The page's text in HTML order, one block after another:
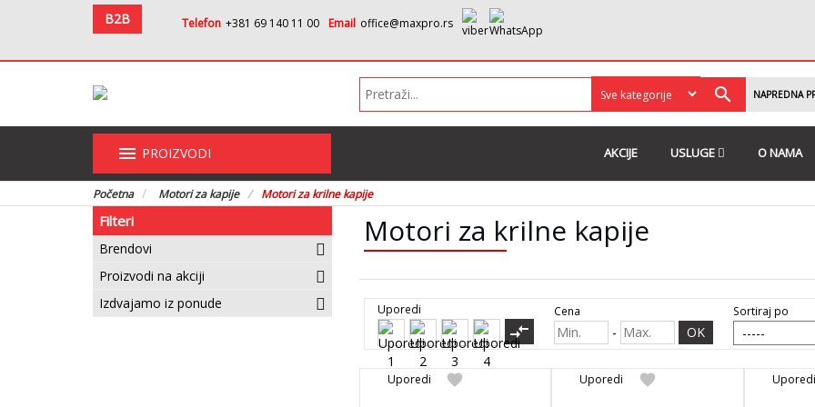
B2B Telefon +381 69 140 11 00 Email office@maxpro.rs
search NAPREDNA
menu PROIZVODI AKCIJE USLUGE O NAMA
Početna Motori za kapije Motori za krilne kapije
Filteri
Brendovi
Proizvodi na akciji
Izdvajamo iz ponude
Motori za krilne kapije
Uporedi
compare_arrows
Cena
- OK
Sortiraj po
favorite
Uporedi favorite
Uporedi Uporedi